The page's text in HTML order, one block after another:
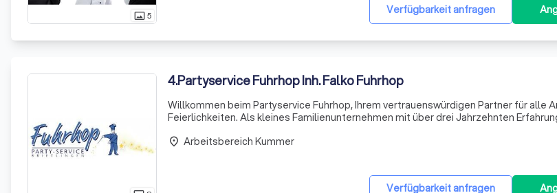
photo_size_select_actual5 Verfügbarkeit anfragen
4.Partyservice Fuhrhop Inh. Falko Fuhrhop
Willkommen beim Partyservice Fuhrhop, Ihrem vertrauenswürdigen Partner für alle
Feierlichkeiten. Als kleines Familienunternehmen mit über drei Jahrzehnten
Ort aus
Verfügbarkeit anfragen
place Arbeitsbereich Kummer